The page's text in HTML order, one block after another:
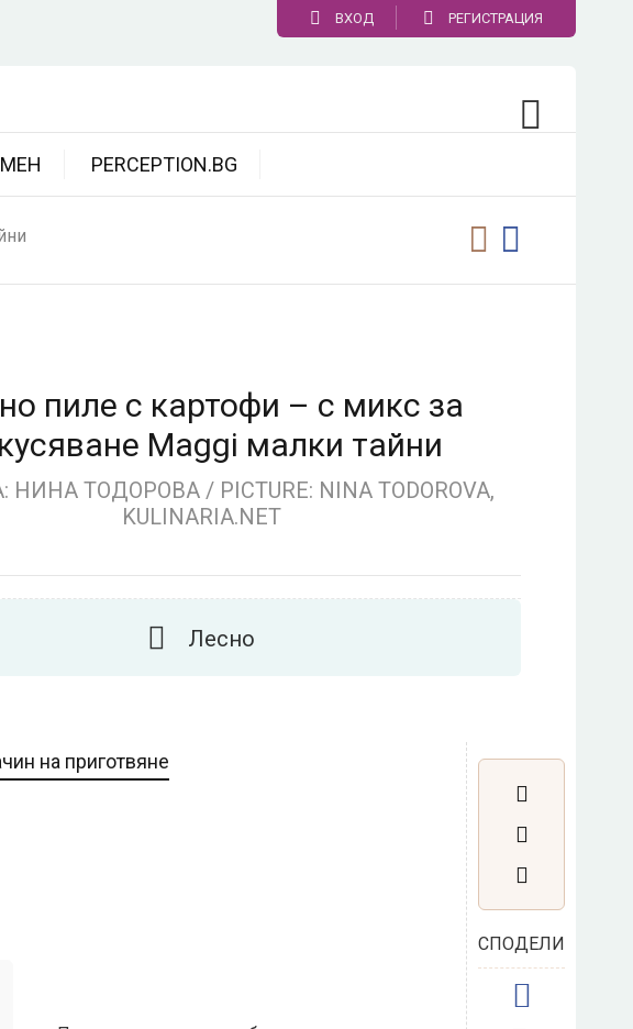
ВХОД РЕГИСТРАЦИЯ
PERCEPTION.BG
пиле с картофи – с микс за
Maggi малки тайни
ТОДОРОВА / PICTURE: NINA TODOROVA,
KULINARIA.NET
Лесно
на приготвяне
СПОДЕЛИ